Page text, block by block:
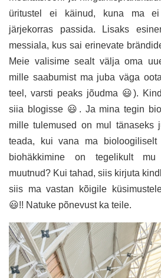
üritustel ei käinud, kuna ma
järjekorras passida. Lisaks
messiala, kus sai erinevate
Meie valisime sealt välja oma
mille saabumist ma juba väga
teel, varsti peaks jõudma 😃).
siia blogisse 😃. Ja mina tegin
mille tulemused on mul tänaseks
teada, kui vana ma
biohäkkimine on tegelikult mu
muutnud? Kui tahad, siis kirjuta
siis ma vastan kõigile
😃!! Natuke põnevust ka teile.